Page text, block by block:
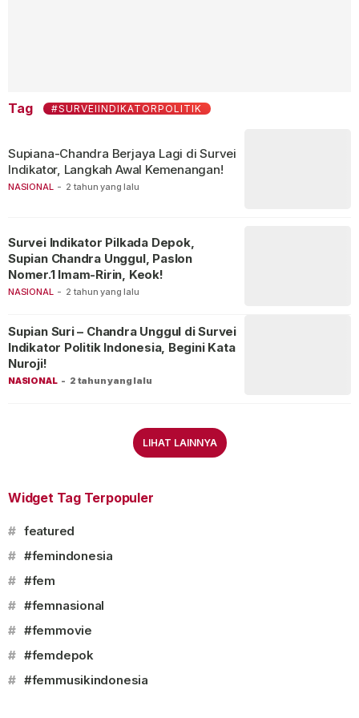
Tag #SURVEIINDIKATORPOLITIK
NASIONAL - 2 tahun yang lalu
Supiana-Chandra Berjaya Lagi di Survei
Indikator, Langkah Awal Kemenangan!
NASIONAL - 2 tahun yang lalu
Survei Indikator Pilkada Depok,
Supian Chandra Unggul, Paslon
Nomer.1 Imam-Ririn, Keok!
NASIONAL - 2 tahun yang lalu
Supian Suri – Chandra Unggul di Survei
Indikator Politik Indonesia, Begini Kata
Nuroji!
LIHAT LAINNYA
Widget Tag Terpopuler
# featured
# #femindonesia
# #fem
# #femnasional
# #femmovie
# #femdepok
# #femmusikindonesia